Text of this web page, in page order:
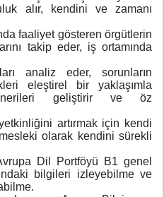
alır, kendini ve zamanı
faaliyet gösteren örgütlerin
takip eder, iş ortamında
analiz eder, sorunların
eleştirel bir yaklaşımla
geliştirir ve öz
artırmak için kendi
olarak kendini sürekli
Dil Portföyü B1 genel
bilgileri izleyebilme ve